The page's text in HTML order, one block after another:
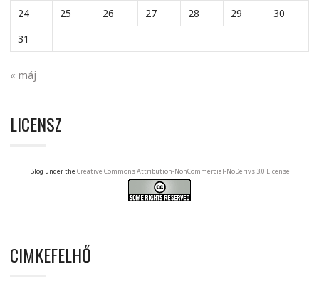
24
25 26 27 28 29
30
31
« máj
LICENSZ
Blog under the Creative Commons Attribution-NonCommercial-NoDerivs 3.0 License
CIMKEFELHŐ